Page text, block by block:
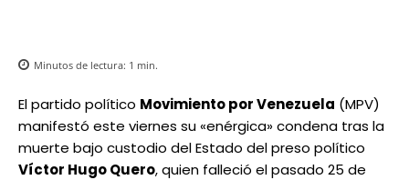
Minutos de lectura: 1 min.
El partido político Movimiento por Venezuela (MPV)
manifestó este viernes su «enérgica» condena tras la
muerte bajo custodio del Estado del preso político
Víctor Hugo Quero, quien falleció el pasado 25 de